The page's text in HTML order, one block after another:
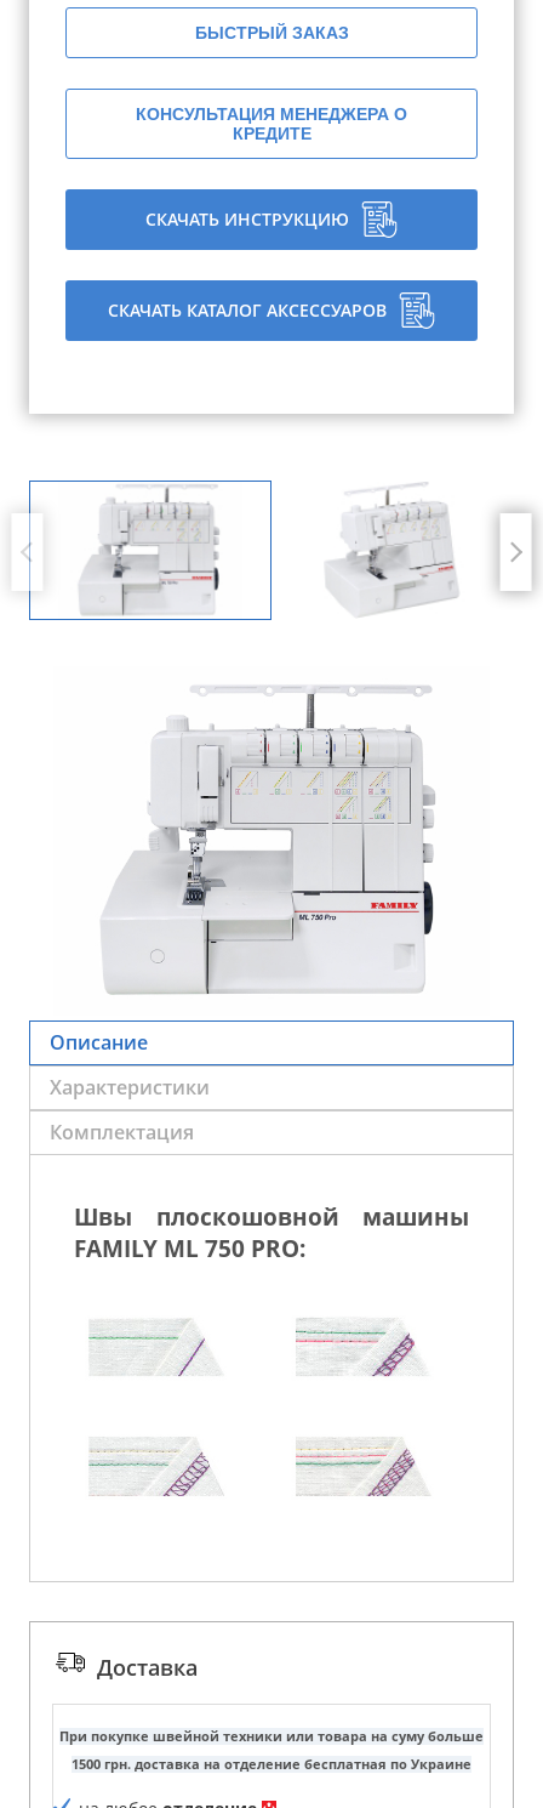
БЫСТРЫЙ ЗАКАЗ
КОНСУЛЬТАЦИЯ МЕНЕДЖЕРА О
КРЕДИТЕ
СКАЧАТЬ ИНСТРУКЦИЮ
СКАЧАТЬ КАТАЛОГ АКСЕССУАРОВ
Описание
Характеристики
Комплектация
Швы плоскошовной машины
FAMILY ML 750 PRO:
Доставка
При покупке швейной техники или товара на суму больше
1500 грн. доставка на отделение бесплатная по Украине